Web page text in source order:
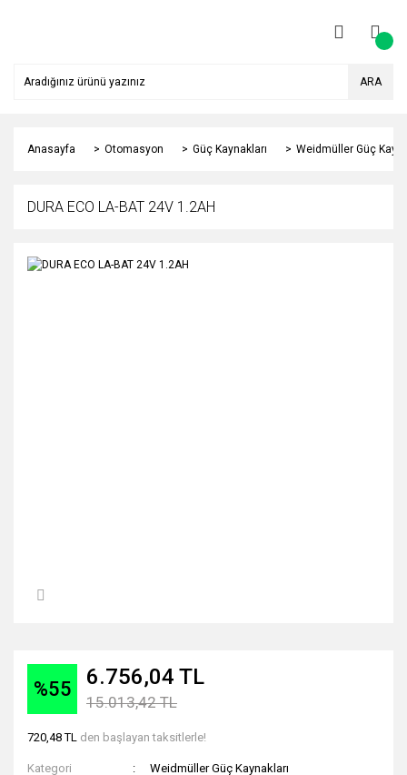
ARA
Anasayfa Otomasyon Güç Kaynakları Weidmüller Güç
DURA ECO LA-BAT 24V 1.2AH
%55 6.756,04 TL
15.013,42 TL
720,48 TL den başlayan taksitlerle!
Kategori
Weidmüller Güç Kaynakları